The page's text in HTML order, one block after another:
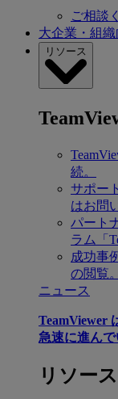
ご相談
大企業・組織
リソース
続。
サポー
はお問
パート
ラム「
成功事
の閲覧。
ニュース
TeamViewer
急速に進んで
リソース